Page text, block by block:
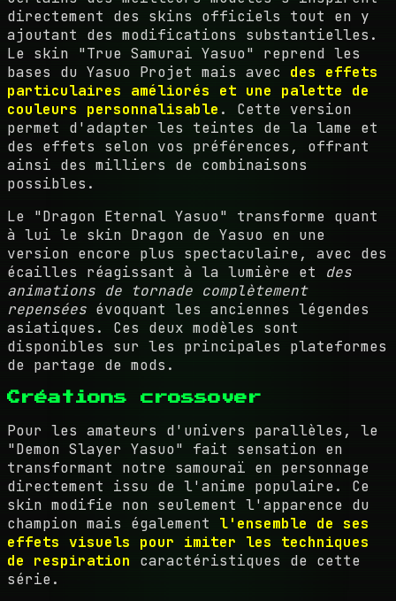
directement des skins officiels tout en y
ajoutant des modifications substantielles.
Le skin "True Samurai Yasuo" reprend les
bases du Yasuo Projet mais avec des effets
particulaires améliorés et une palette de
couleurs personnalisable . Cette version
permet d'adapter les teintes de la lame et
des effets selon vos préférences, offrant
ainsi des milliers de combinaisons
possibles.
Le "Dragon Eternal Yasuo" transforme quant
à lui le skin Dragon de Yasuo en une
version encore plus spectaculaire, avec des
écailles réagissant à la lumière et des
animations de tornade complètement
repensées évoquant les anciennes légendes
asiatiques. Ces deux modèles sont
disponibles sur les principales plateformes
de partage de mods.
Créations crossover
Pour les amateurs d'univers parallèles, le
"Demon Slayer Yasuo" fait sensation en
transformant notre samouraï en personnage
directement issu de l'anime populaire. Ce
skin modifie non seulement l'apparence du
champion mais également l'ensemble de ses
effets visuels pour imiter les techniques
de respiration caractéristiques de cette
série.